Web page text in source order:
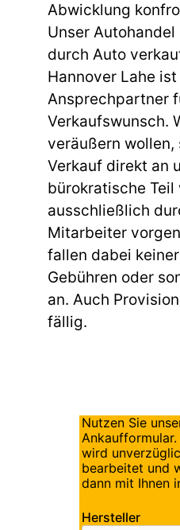
Abwicklung
Unser
durch Auto
Hannover Lahe
Ansprechpartner
Verkaufswunsch.
veräußern
Verkauf direkt an
bürokratische
ausschließlich
Mitarbeiter
fallen dabei
Gebühren oder
an. Auch
fällig.
Nutzen Sie
wird
bearbeitet und
dann mit Ihnen
Hersteller